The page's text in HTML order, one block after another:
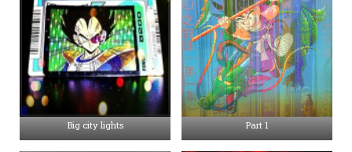
Big city lights Part 1